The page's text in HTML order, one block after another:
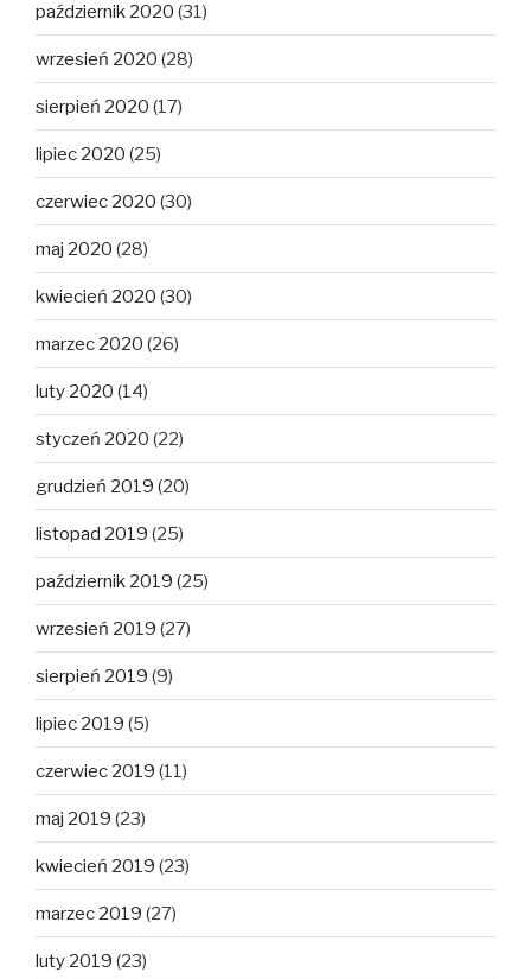
październik 2020 (31)
wrzesień 2020 (28)
sierpień 2020 (17)
lipiec 2020 (25)
czerwiec 2020 (30)
maj 2020 (28)
kwiecień 2020 (30)
marzec 2020 (26)
luty 2020 (14)
styczeń 2020 (22)
grudzień 2019 (20)
listopad 2019 (25)
październik 2019 (25)
wrzesień 2019 (27)
sierpień 2019 (9)
lipiec 2019 (5)
czerwiec 2019 (11)
maj 2019 (23)
kwiecień 2019 (23)
marzec 2019 (27)
luty 2019 (23)